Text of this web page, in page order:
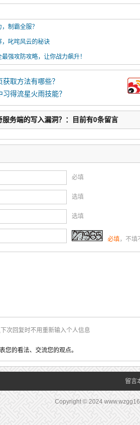
制霸全服？
叱咤风云的秘诀
强攻防攻略，让你战力飙升！
取方法有哪些？
得流星火雨技能？
务端的写入漏洞？：目前有0条留言
必填
选填
选填
必填，不填
次回复时不用重新输入个人信息
的看法、交流您的观点。
留言
Copyright © 2024